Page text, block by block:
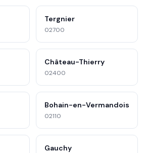
Tergnier
02700
Château-Thierry
02400
Bohain-en-Vermandois
02110
Gauchy